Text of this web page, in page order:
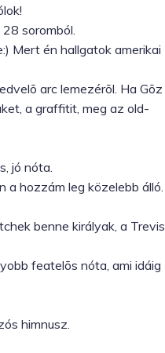
soromból.
Mert én hallgatok amerikai
arc lemezérõl. Ha Gõz
a graffitit, meg az old-
jó nóta.
a hozzám leg közelebb álló.
benne királyak, a Trevis
featelõs nóta, ami idáig
himnusz.